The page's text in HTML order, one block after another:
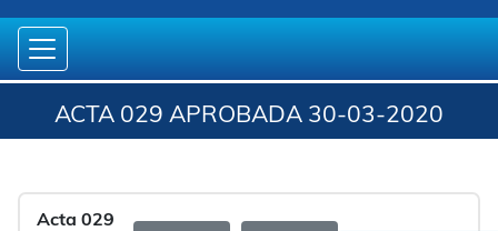
ACTA 029 APROBADA 30-03-2020
Acta 029